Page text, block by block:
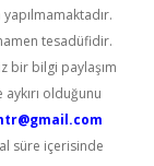
tesadüfidir.
bir bilgi paylaşım
olduğunu
süre içerisinde